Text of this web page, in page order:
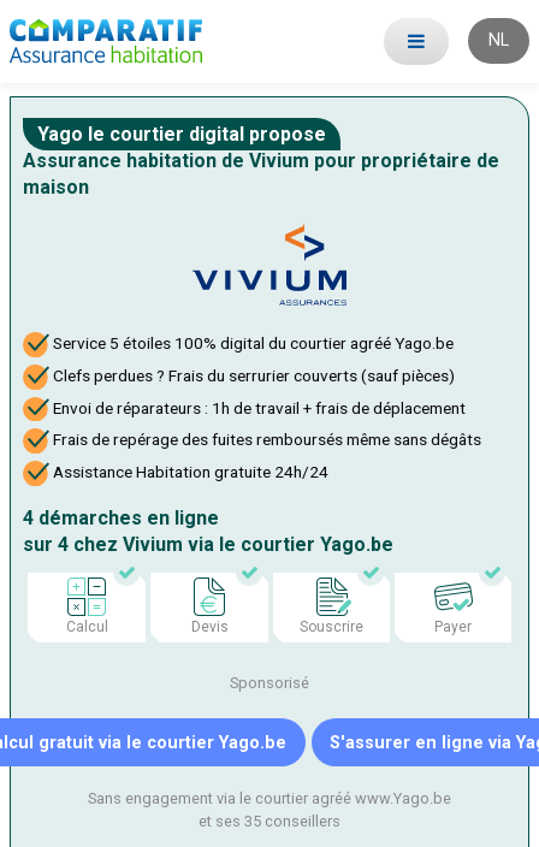
NL
Yago le courtier digital propose
Assurance habitation de Vivium pour propriétaire de
maison
Service 5 étoiles 100% digital du courtier agréé Yago.be
Clefs perdues ? Frais du serrurier couverts (sauf pièces)
Envoi de réparateurs : 1h de travail + frais de déplacement
Frais de repérage des fuites remboursés même sans dégâts
Assistance Habitation gratuite 24h/24
4 démarches en ligne
sur 4 chez Vivium via le courtier Yago.be
Calcul Devis Souscrire Payer
Sponsorisé
gratuit via le courtier Yago.be S'assurer en ligne via
Sans engagement via le courtier agréé www.Yago.be
et ses 35 conseillers